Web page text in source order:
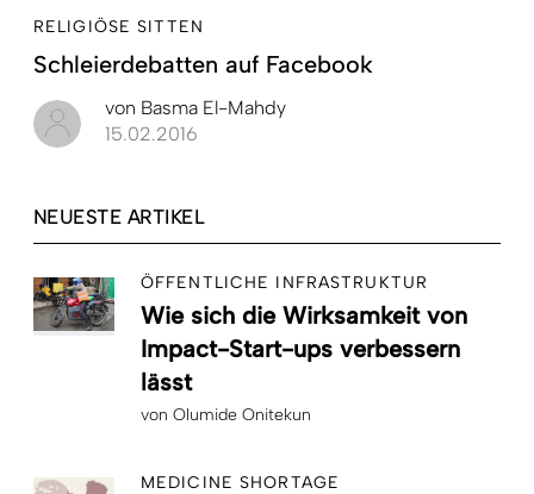
RELIGIÖSE SITTEN
Schleierdebatten auf Facebook
von Basma El-Mahdy
15.02.2016
NEUESTE ARTIKEL
ÖFFENTLICHE INFRASTRUKTUR
Wie sich die Wirksamkeit von
Impact-Start-ups verbessern
lässt
von Olumide Onitekun
MEDICINE SHORTAGE